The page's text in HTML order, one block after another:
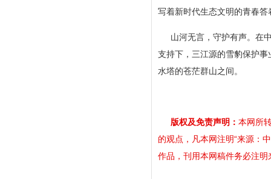
写着新时代生态文明的青春答
山河无言，守护有声。在
支持下，三江源的雪豹保护
水塔的苍茫群山之间。
版权及免责声明： 本网所
的观点，凡本网注明“来源：
作品，刊用本网稿件务必注